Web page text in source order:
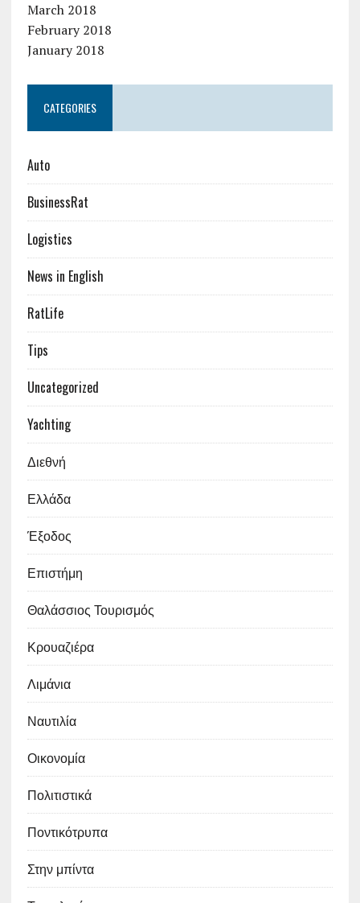
March 2018
February 2018
January 2018
CATEGORIES
Auto
BusinessRat
Logistics
News in English
RatLife
Tips
Uncategorized
Yachting
Διεθνή
Ελλάδα
Έξοδος
Επιστήμη
Θαλάσσιος Τουρισμός
Κρουαζιέρα
Λιμάνια
Ναυτιλία
Οικονομία
Πολιτιστικά
Ποντικότρυπα
Στην μπίντα